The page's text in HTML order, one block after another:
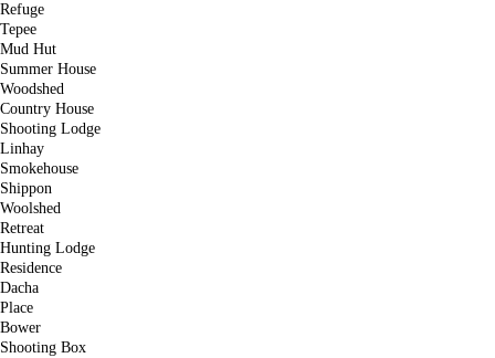
Refuge
Tepee
Mud Hut
Summer House
Woodshed
Country House
Shooting Lodge
Linhay
Smokehouse
Shippon
Woolshed
Retreat
Hunting Lodge
Residence
Dacha
Place
Bower
Shooting Box